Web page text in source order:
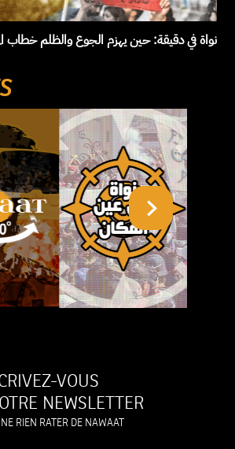
نواة في دقيقة: حين يهزم الجوع والظلم خطاب
VOUS
NEWSLETTER
RIEN RATER DE NAWAAT